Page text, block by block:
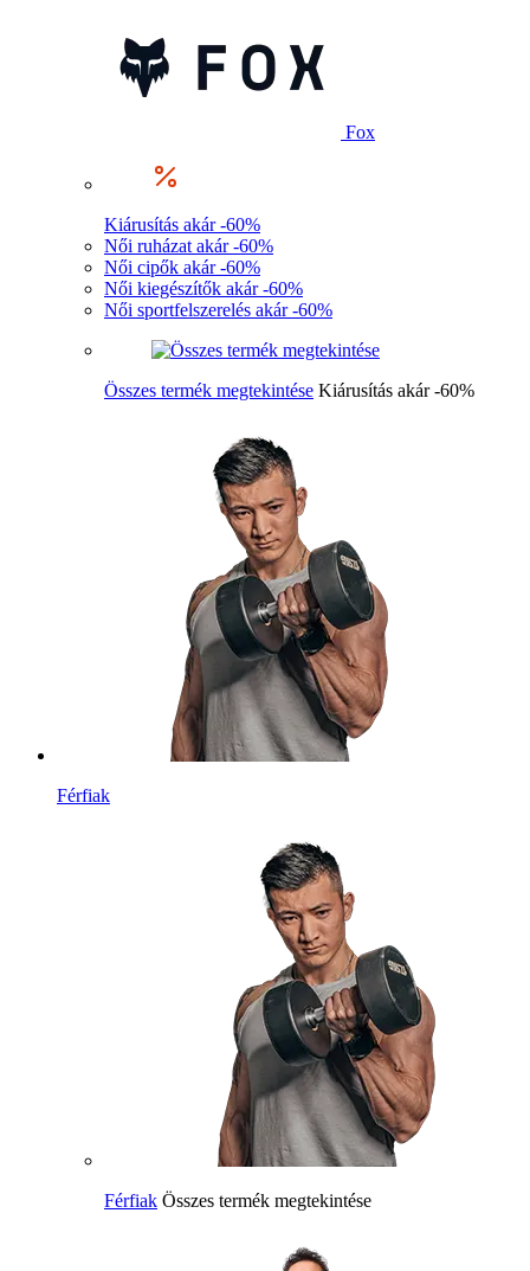
Fox
Kiárusítás akár -60%
Női ruházat akár -60%
Női cipők akár -60%
Női kiegészítők akár -60%
Női sportfelszerelés akár -60%
Összes termék megtekintése Kiárusítás akár -60%
Férfiak
Férfiak Összes termék megtekintése